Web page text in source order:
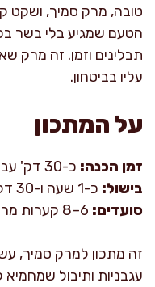
טובה, מרק סמיך, ושקט
הטעם שמגיע בלי בשר
תבלינים וזמן. זה מרק
עליו בביטחון.
על המתכון
זמן הכנה: כ-30 דק' עבודה פעילה (לא כולל השריה) |
בישול: כ-1 שעה ו-30 דק' |
סועדים:
זה מתכון למרק סמיך,
עגבניות ותיבול